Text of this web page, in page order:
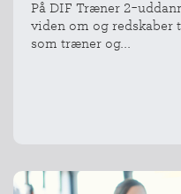
På DIF Træner 2-
viden om og redskaber
som træner og...